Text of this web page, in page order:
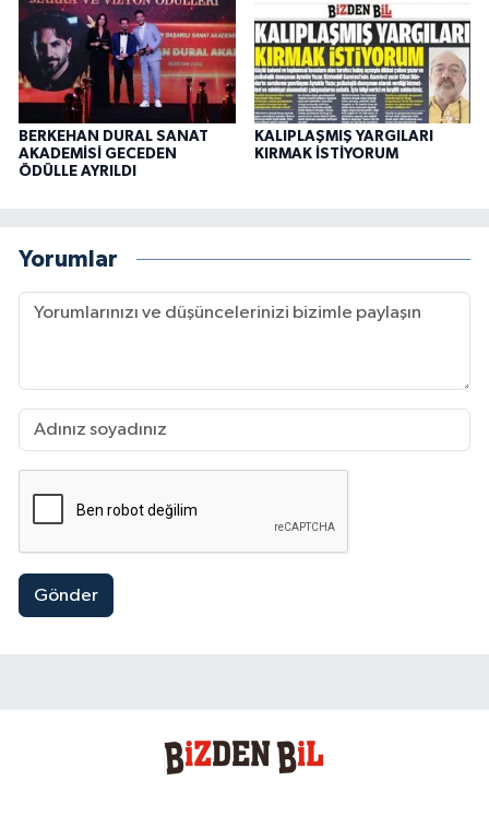
BERKEHAN DURAL SANAT
AKADEMİSİ GECEDEN
ÖDÜLLE AYRILDI
KALIPLAŞMIŞ YARGILARI
KIRMAK İSTİYORUM
Yorumlar
Gönder